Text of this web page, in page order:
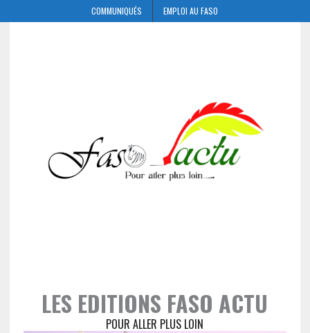
COMMUNIQUÉS EMPLOI AU FASO
LES EDITIONS FASO ACTU
POUR ALLER PLUS LOIN